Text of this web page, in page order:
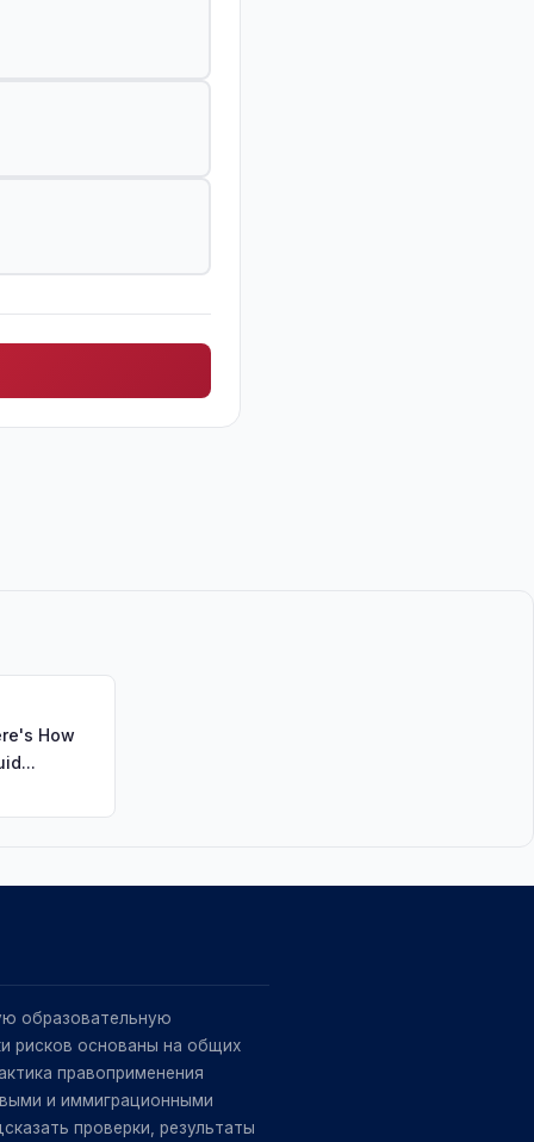
How
образовательную
рисков основаны на общих
правоприменения
и иммиграционными
проверки, результаты